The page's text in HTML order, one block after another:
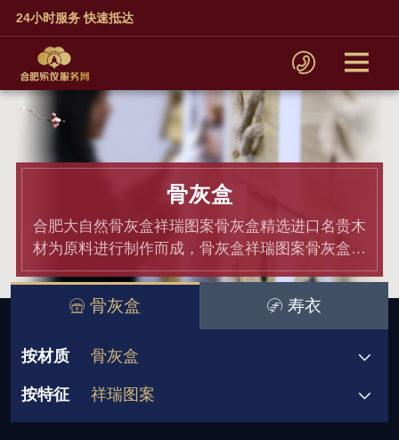
24小时服务 快速抵达
骨灰盒
合肥大自然骨灰盒祥瑞图案骨灰盒精选进口名贵木
材为原料进行制作而成，骨灰盒祥瑞图案骨灰盒均
通过材质和产品检测,骨灰盒价格老百姓都能接受.
骨灰盒 寿衣
按材质 骨灰盒
骨灰盒
880元起 880-1380元 2880-3980元
按特征 祥瑞图案